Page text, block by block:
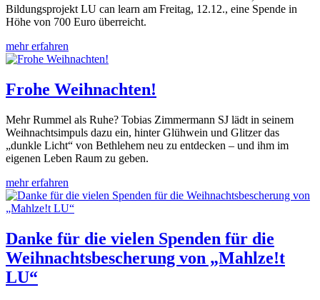
Bildungsprojekt LU can learn am Freitag, 12.12., eine Spende in
Höhe von 700 Euro überreicht.
mehr erfahren
Frohe Weihnachten!
Mehr Rummel als Ruhe? Tobias Zimmermann SJ lädt in seinem
Weihnachtsimpuls dazu ein, hinter Glühwein und Glitzer das
„dunkle Licht“ von Bethlehem neu zu entdecken – und ihm im
eigenen Leben Raum zu geben.
mehr erfahren
Danke für die vielen Spenden für die
Weihnachtsbescherung von „Mahlze!t
LU“